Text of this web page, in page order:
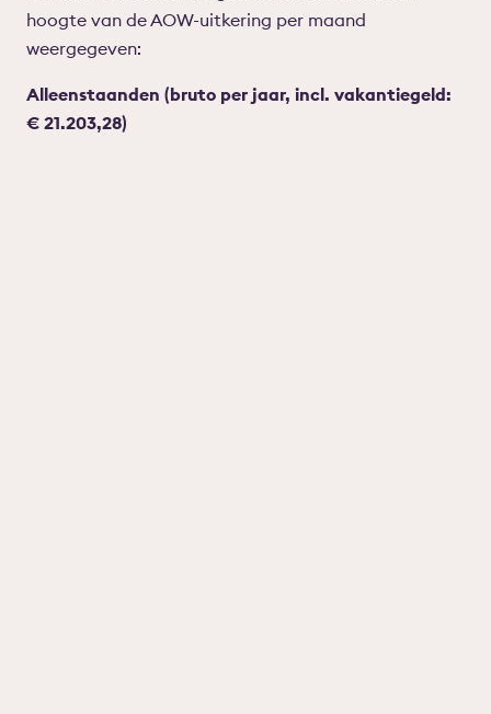
hoogte van de AOW-uitkering per maand
weergegeven:
Alleenstaanden (bruto per jaar, incl. vakantiegeld:
€ 21.203,28)